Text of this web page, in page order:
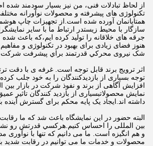
از لحاظ تبادلات فنی، من نیز بسیار سودمند شده
تکنولوژی های پیشرفته و محصولات نوآورانه
همتایانمان آورده شده است.از تجهیزات چاپ
سازگار با محیط زیستدر ارتباط ما با سایر
جرقه های خلاقانه را تولید کرده ایم،که باعث
هنوز فضای زیادی برای بهبود در تکنولوژی و
شک نیروی محرکي قدرتمند براي پيشرفت
اثر ترویج برند قابل توجه است. غرفه ی با دقت
توجه بسیاری از بازدیدکنندگان را به خود جلب
افزایش آگاهی از برند و نفوذ شرکت در بازار بین
نمایش محصولاتبسیاری از بازدید کنندگان تاثیر
داشته اند.ایجاد یک پایه محکم برای گسترش آینده
البته حضور در این نمایشگاه باعث شد که ما
بین المللی را احساس کنیم.هرکسي قدرتش رو
و هم انگیزه است. ما می دانیم که تنها با نوآوری
محصولات و خدمات ما می توانیم در رقابت شدید